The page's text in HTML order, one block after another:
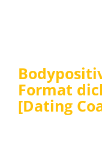
Format
[Dating